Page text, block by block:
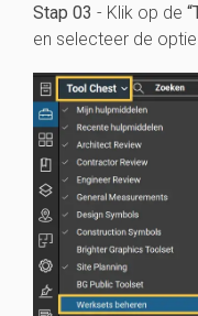
Stap 03 - Klik op de
en selecteer de optie